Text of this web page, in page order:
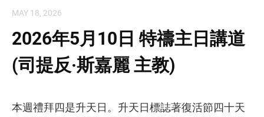
MAY 18, 2026
2026年5月10日 特禱主日講道
(司提反·斯嘉麗 主教)
本週禮拜四是升天日。升天日標誌著復活節四十天